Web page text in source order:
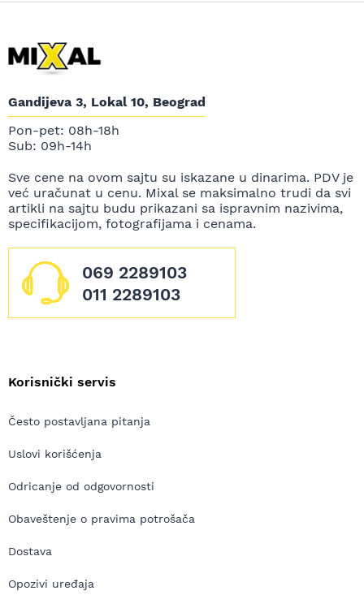
Gandijeva 3, Lokal 10, Beograd
Pon-pet: 08h-18h
Sub: 09h-14h
Sve cene na ovom sajtu su iskazane u dinarima. PDV je
već uračunat u cenu. Mixal se maksimalno trudi da svi
artikli na sajtu budu prikazani sa ispravnim nazivima,
specifikacijom, fotografijama i cenama.
069 2289103
011 2289103
Korisnički servis
Često postavljana pitanja
Uslovi korišćenja
Odricanje od odgovornosti
Obaveštenje o pravima potrošača
Dostava
Opozivi uređaja